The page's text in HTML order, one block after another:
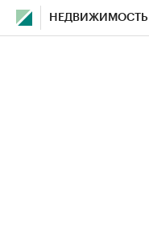
НЕДВИЖИМОСТЬ